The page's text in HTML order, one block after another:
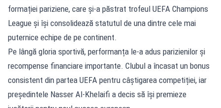
formației pariziene, care și-a păstrat trofeul UEFA Champions
League și își consolidează statutul de una dintre cele mai
puternice echipe de pe continent.
Pe lângă gloria sportivă, performanța le-a adus parizienilor și
recompense financiare importante. Clubul a încasat un bonus
consistent din partea UEFA pentru câștigarea competiției, iar
președintele Nasser Al-Khelaifi a decis să își premieze